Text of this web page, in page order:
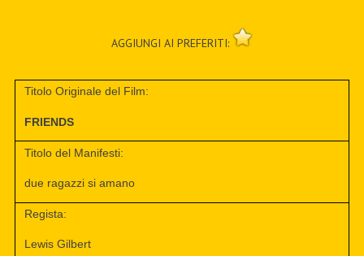
AGGIUNGI AI PREFERITI:
Titolo Originale del Film:
FRIENDS
Titolo del Manifesti:
due ragazzi si amano
Regista:
Lewis Gilbert